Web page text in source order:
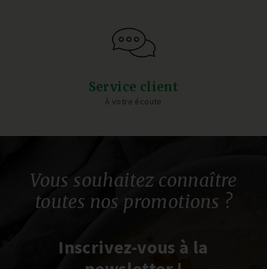
Service client
À votre écoute
Vous souhaitez connaître
toutes nos promotions ?
Inscrivez-vous à la